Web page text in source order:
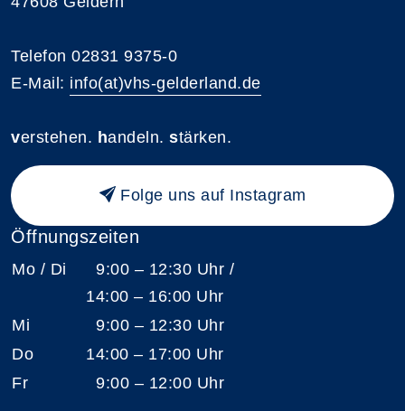
Telefon 02831 9375-0
E-Mail: info(at)vhs-gelderland.de
verstehen. handeln. stärken.
Folge uns auf Instagram
Öffnungszeiten
Mo / Di
9:00 – 12:30 Uhr /
14:00 – 16:00 Uhr
Mi
9:00 – 12:30 Uhr
Do
14:00 – 17:00 Uhr
Fr
9:00 – 12:00 Uhr